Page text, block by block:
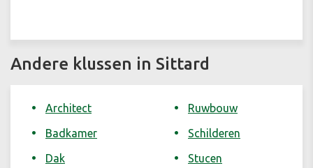
Andere klussen in Sittard
Architect
Badkamer
Dak
Ruwbouw
Schilderen
Stucen